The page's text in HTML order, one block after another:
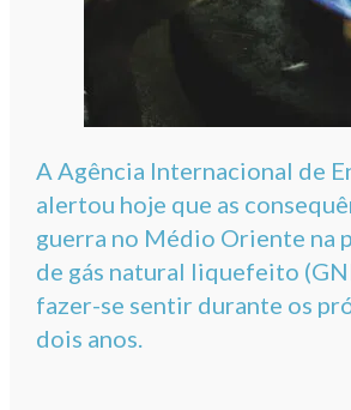
A Agência Internacional de
alertou hoje que as
guerra no Médio Oriente na
de gás natural liquefeito
fazer-se sentir durante os
dois anos.